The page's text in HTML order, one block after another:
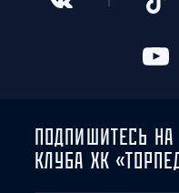
ПОДПИШИТЕСЬ
КЛУБА ХК